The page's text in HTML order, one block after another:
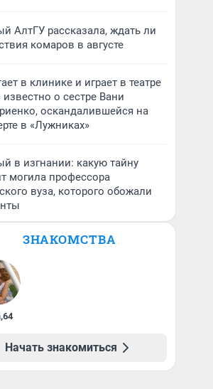
АлтГУ рассказала, ждать ли
комаров в августе
в клинике и играет в театре
о сестре Вани
оскандалившейся на
в «Лужниках»
в изгнании: какую тайну
могила профессора
вуза, которого обожали
ЗНАКОМСТВА
,64
Начать знакомиться